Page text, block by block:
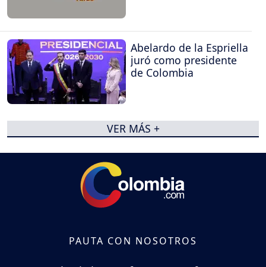
Abelardo de la Espriella
juró como presidente
de Colombia
VER MÁS +
PAUTA CON NOSOTROS